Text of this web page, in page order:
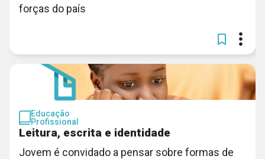
forças do país
Educação
Profissional
Leitura, escrita e identidade
Jovem é convidado a pensar sobre formas de